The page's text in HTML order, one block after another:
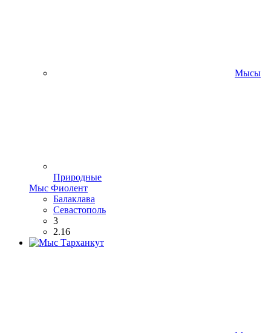
Мысы
Природные
Мыс Фиолент
Балаклава
Севастополь
3
2.16